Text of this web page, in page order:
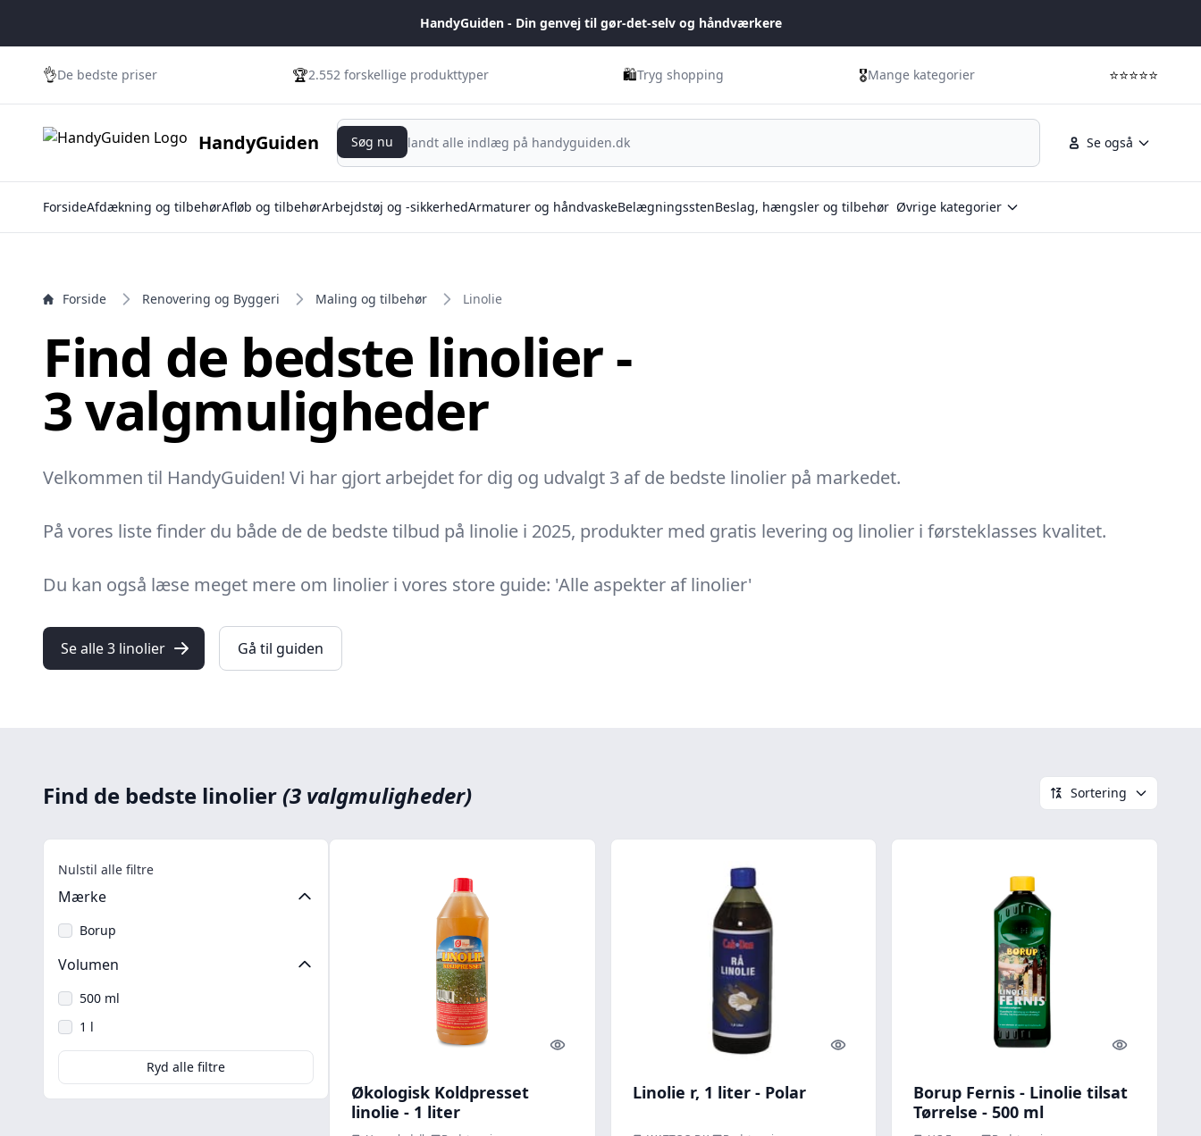
HandyGuiden - Din genvej til gør-det-selv og håndværkere
👌De bedste priser 🏆2.552 forskellige produkttyper 🛍️Tryg shopping 🎖️Mange kategorier ⭐⭐⭐⭐⭐
HandyGuiden Se også
Søg nu
Søg nu
ForsideAfdækning og tilbehørAfløb og tilbehørArbejdstøj og -sikkerhedArmaturer og håndvaskeBelægningsstenBeslag, hængsler og tilbehør Øvrige kategorier
Forside Renovering og Byggeri Maling og tilbehør Linolie
Find de bedste linolier -
3 valgmuligheder
Velkommen til HandyGuiden! Vi har gjort arbejdet for dig og udvalgt 3 af de bedste linolier på markedet.
På vores liste finder du både de de bedste tilbud på linolie i 2025, produkter med gratis levering og linolier i førsteklasses kvalitet.
Du kan også læse meget mere om linolier i vores store guide: 'Alle aspekter af linolier'
Se alle 3 linolier Gå til guiden
Find de bedste linolier(3 valgmuligheder) Sortering
Nulstil alle filtre
Mærke
Borup
Volumen
500 ml
1 l
Ryd alle filtre
Quick look
Økologisk Koldpresset
linolie - 1 liter
Quick look
Linolie r, 1 liter - Polar
Quick look
Borup Fernis - Linolie tilsat
Tørrelse - 500 ml